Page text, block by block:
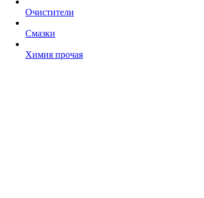
Очистители
Смазки
Химия прочая